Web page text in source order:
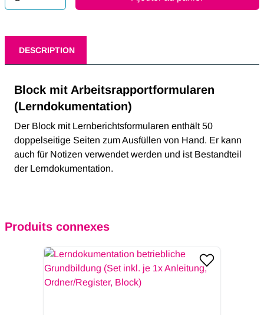
DESCRIPTION
Block mit Arbeitsrapportformularen
(Lerndokumentation)
Der Block mit Lernberichtsformularen enthält 50
doppelseitige Seiten zum Ausfüllen von Hand. Er kann
auch für Notizen verwendet werden und ist Bestandteil
der Lerndokumentation.
Produits connexes